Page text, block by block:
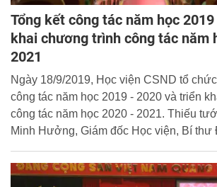
Tổng kết công tác năm học
khai chương trình công tác năm
2021
Ngày 18/9/2019, Học viện CSND tổ
công tác năm học 2019 - 2020 và triển
công tác năm học 2020 - 2021. Thiếu
Minh Hưởng, Giám đốc Học viện, Bí thư